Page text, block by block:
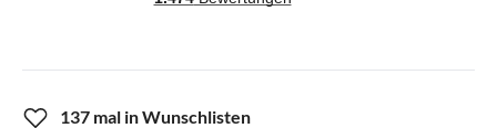
137 mal in Wunschlisten